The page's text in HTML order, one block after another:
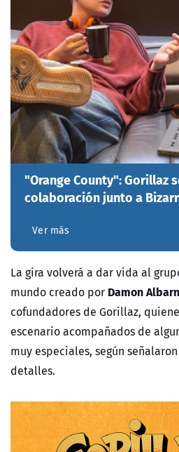
"Orange County": Gorillaz
colaboración junto a
Ver más
La gira volverá a dar vida al
mundo creado por Damon Albarn
cofundadores de Gorillaz,
escenario acompañados de
muy especiales, según
detalles.